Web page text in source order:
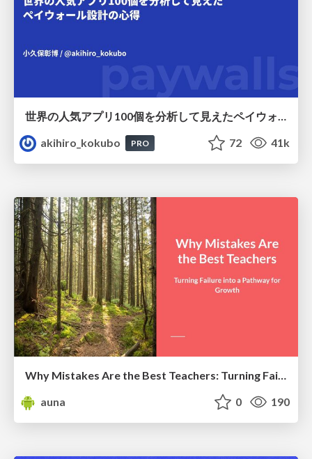
akihiro_kokubo
PRO 72 41k
Why Mistakes Are the Best Teachers: Turning Failure into a Pathway for Growth
auna
0 190